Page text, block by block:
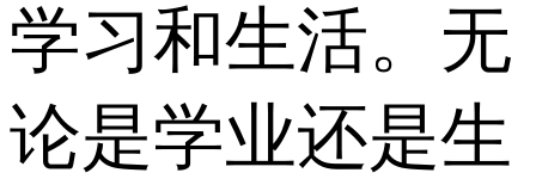
学习和生活。无
论是学业还是生